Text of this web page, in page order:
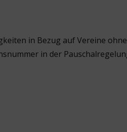
in Bezug auf Vereine
in der